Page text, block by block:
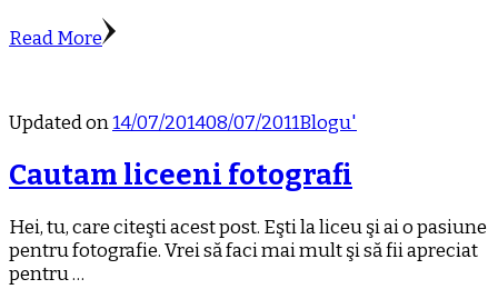
Read More
Updated on14/07/201408/07/2011Blogu'
Cautam liceeni fotografi
Hei, tu, care citeşti acest post. Eşti la liceu şi ai o pasiune
pentru fotografie. Vrei să faci mai mult şi să fii apreciat
pentru …